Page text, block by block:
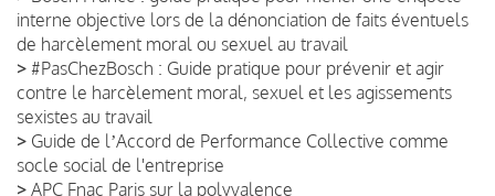
interne objective lors de la dénonciation de faits éventuels
de harcèlement moral ou sexuel au travail
> #PasChezBosch : Guide pratique pour prévenir et agir
contre le harcèlement moral, sexuel et les agissements
sexistes au travail
> Guide de lʼAccord de Performance Collective comme
socle social de l'entreprise
> APC Fnac Paris sur la polyvalence